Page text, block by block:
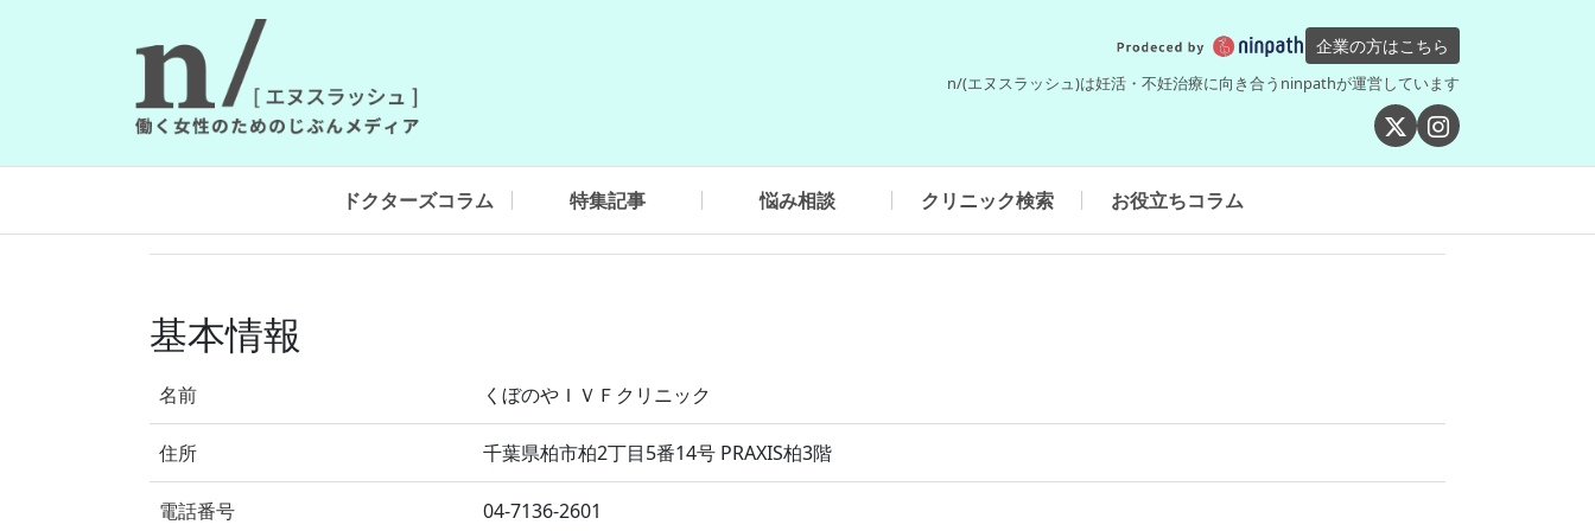
企業の方はこちら
n/(エヌスラッシュ)は妊活・不妊治療に向き合うninpathが運営しています
ドクターズコラム 特集記事 悩み相談 クリニック検索 お役立ちコラム
基本情報
名前 くぼのやＩＶＦクリニック
住所 千葉県柏市柏2丁目5番14号 PRAXIS柏3階
電話番号 04-7136-2601